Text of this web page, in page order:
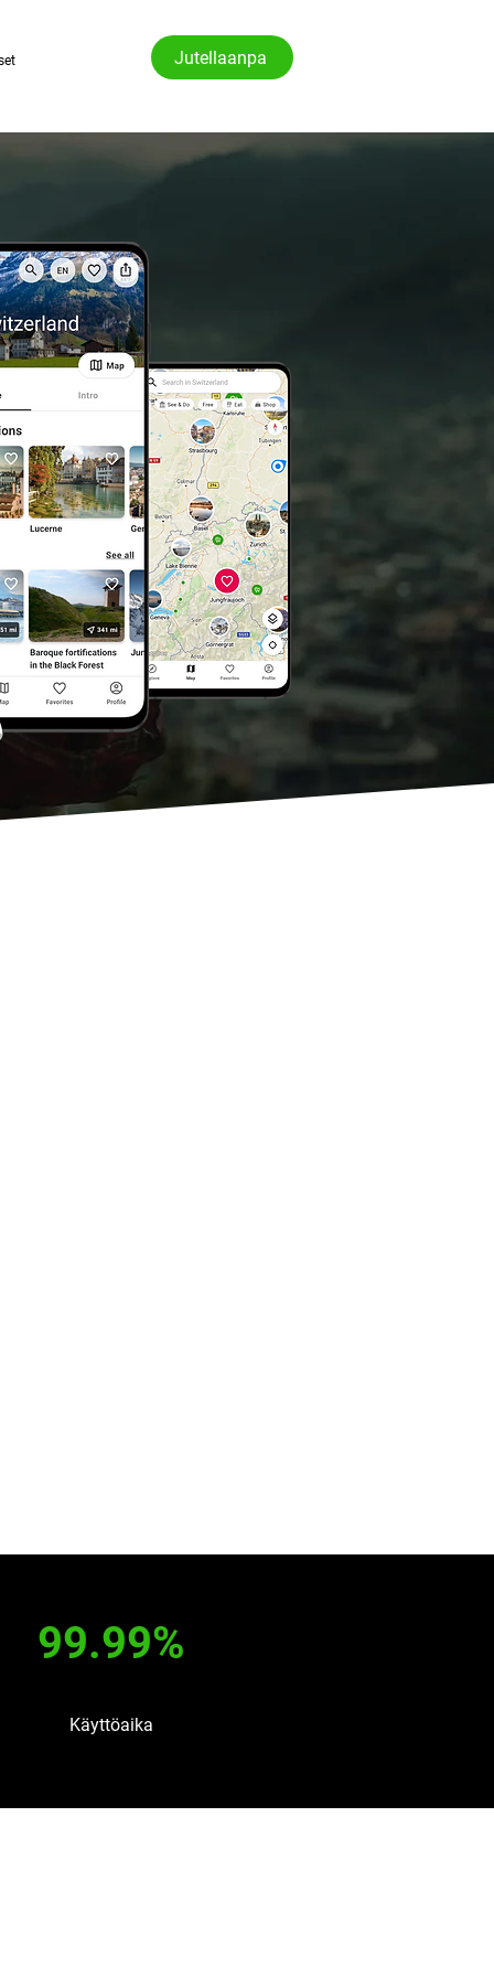
Jutellaanpa
99.99%
Käyttöaika